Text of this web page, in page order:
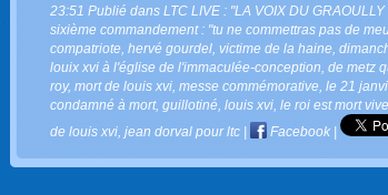
23:51 Publié dans LTC LIVE : "LA VOIX DU GRAOULLY
sixième commandement : "tu ne commettras pas de
compatriote hervé gourdel victime de la haine
louix xvi à l'église de l'immaculée-conception de metz
roy, mort de louis xvi messe commémorative le 21
condamné à mort, guillotiné louis xvi le roi est mort
de louis xvi jean dorval pour ltc | Facebook |